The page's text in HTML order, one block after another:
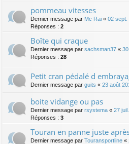
pommeau vitesses
Dernier message par Mc Rai « 02 sept.
Réponses : 2
Boîte qui craque
Dernier message par sachsman37 «
Réponses : 28
Petit cran pédalé d
Dernier message par guits « 23 août
boite vidange ou pas
Dernier message par rsystema « 27
Réponses : 3
Touran en panne juste
Dernier message par Touransportline «